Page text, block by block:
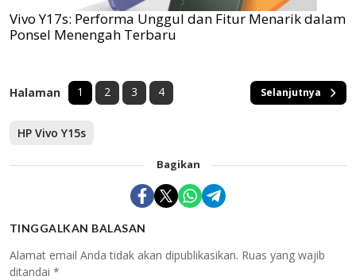
Vivo Y17s: Performa Unggul dan Fitur Menarik dalam
Ponsel Menengah Terbaru
Halaman 1 2 3 4 Selanjutnya
HP Vivo Y15s
Bagikan
TINGGALKAN BALASAN
Alamat email Anda tidak akan dipublikasikan. Ruas yang wajib
ditandai *